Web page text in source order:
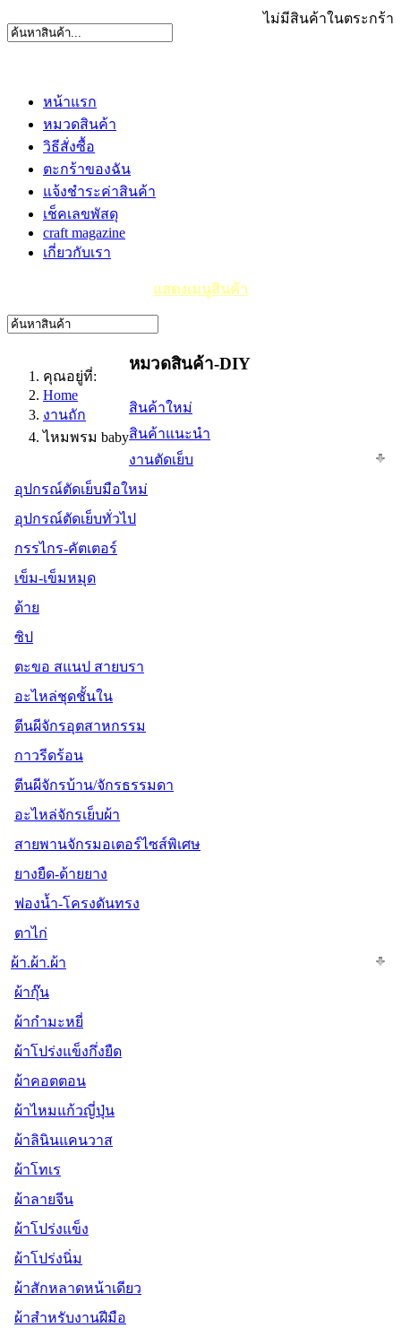
ไม่มีสินค้าในตระกร้า
หน้าแรก
หมวดสินค้า
วิธีสั่งซื้อ
ตะกร้าของฉัน
แจ้งชำระค่าสินค้า
เช็คเลขพัสดุ
craft magazine
เกี่ยวกับเรา
แสดงเมนูสินค้า
คุณอยู่ที่:
Home
งานถัก
ไหมพรม baby
หมวดสินค้า-DIY
สินค้าใหม่
สินค้าแนะนำ
งานตัดเย็บ
อุปกรณ์ตัดเย็บมือใหม่
อุปกรณ์ตัดเย็บทั่วไป
กรรไกร-คัตเตอร์
เข็ม-เข็มหมุด
ด้าย
ซิป
ตะขอ สแนป สายบรา
อะไหล่ชุดชั้นใน
ตีนผีจักรอุตสาหกรรม
กาวรีดร้อน
ตีนผีจักรบ้าน/จักรธรรมดา
อะไหล่จักรเย็บผ้า
สายพานจักรมอเตอร์ไซส์พิเศษ
ยางยืด-ด้ายยาง
ฟองน้ำ-โครงดันทรง
ตาไก่
ผ้า.ผ้า.ผ้า
ผ้ากุ๊น
ผ้ากำมะหยี่
ผ้าโปร่งแข็งกึ่งยืด
ผ้าคอตตอน
ผ้าไหมแก้วญี่ปุ่น
ผ้าลินินแคนวาส
ผ้าโทเร
ผ้าลายจีน
ผ้าโปร่งแข็ง
ผ้าโปร่งนิ่ม
ผ้าสักหลาดหน้าเดียว
ผ้าสำหรับงานฝีมือ